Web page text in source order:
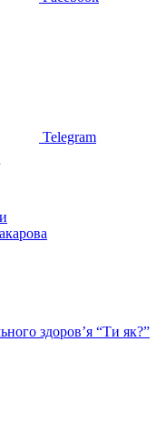
Telegram
здоров’я “Ти як?”